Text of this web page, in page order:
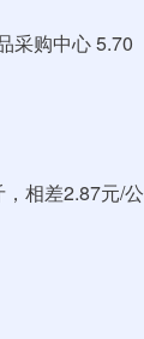
采购中心 5.70
相差2.87元/公